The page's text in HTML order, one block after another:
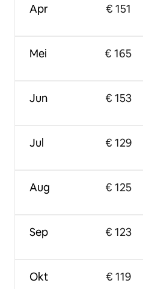
Apr
Mei
Jun
Jul
Aug
Sep
Okt
€ 151
€ 165
€ 153
€ 129
€ 125
€ 123
€ 119